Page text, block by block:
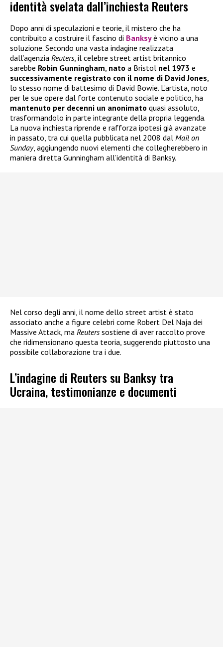
identità svelata dall’inchiesta Reuters
Dopo anni di speculazioni e teorie, il mistero che ha
contribuito a costruire il fascino di Banksyè vicino a una
soluzione. Secondo una vasta indagine realizzata
dall’agenzia Reuters, il celebre street artist britannico
sarebbe Robin Gunningham, nato a Bristol nel 1973 e
successivamente registrato con il nome di David Jones,
lo stesso nome di battesimo di David Bowie. L’artista, noto
per le sue opere dal forte contenuto sociale e politico, ha
mantenuto per decenni un anonimato quasi assoluto,
trasformandolo in parte integrante della propria leggenda.
La nuova inchiesta riprende e rafforza ipotesi già avanzate
in passato, tra cui quella pubblicata nel 2008 dal Mail on
Sunday, aggiungendo nuovi elementi che collegherebbero in
maniera diretta Gunningham all’identità di Banksy.
Nel corso degli anni, il nome dello street artist è stato
associato anche a figure celebri come Robert Del Naja dei
Massive Attack, ma Reuterssostiene di aver raccolto prove
che ridimensionano questa teoria, suggerendo piuttosto una
possibile collaborazione tra i due.
L’indagine di Reuters su Banksy tra
Ucraina, testimonianze e documenti